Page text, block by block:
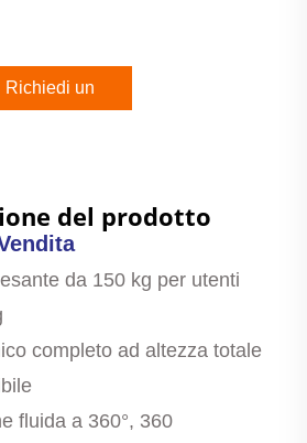
Richiedi un
del prodotto
da 150 kg per utenti
completo ad altezza totale
fluida a 360°, 360